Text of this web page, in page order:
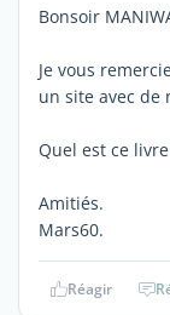
Bonsoir
Je vous
un site avec de
Quel est ce
Amitiés.
Mars60.
Réagir